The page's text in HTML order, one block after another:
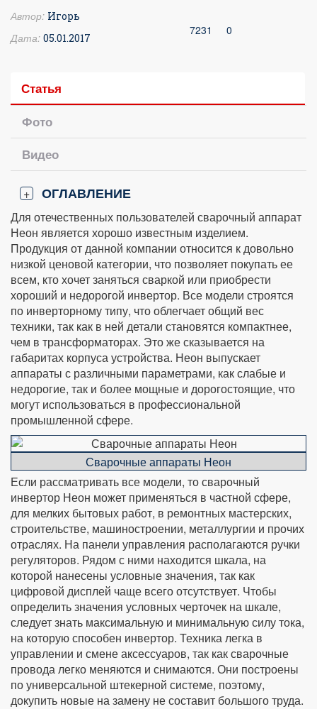
Автор: Игорь
Дата: 05.01.2017
7231 0
Статья
Фото
Видео
+ ОГЛАВЛЕНИЕ
Для отечественных пользователей сварочный аппарат
Неон является хорошо известным изделием.
Продукция от данной компании относится к довольно
низкой ценовой категории, что позволяет покупать ее
всем, кто хочет заняться сваркой или приобрести
хороший и недорогой инвертор. Все модели строятся
по инверторному типу, что облегчает общий вес
техники, так как в ней детали становятся компактнее,
чем в трансформаторах. Это же сказывается на
габаритах корпуса устройства. Неон выпускает
аппараты с различными параметрами, как слабые и
недорогие, так и более мощные и дорогостоящие, что
могут использоваться в профессиональной
промышленной сфере.
Сварочные аппараты Неон
Если рассматривать все модели, то сварочный
инвертор Неон может применяться в частной сфере,
для мелких бытовых работ, в ремонтных мастерских,
строительстве, машиностроении, металлургии и прочих
отраслях. На панели управления располагаются ручки
регуляторов. Рядом с ними находится шкала, на
которой нанесены условные значения, так как
цифровой дисплей чаще всего отсутствует. Чтобы
определить значения условных черточек на шкале,
следует знать максимальную и минимальную силу тока,
на которую способен инвертор. Техника легка в
управлении и смене аксессуаров, так как сварочные
провода легко меняются и снимаются. Они построены
по универсальной штекерной системе, поэтому,
докупить новые на замену не составит большого труда.